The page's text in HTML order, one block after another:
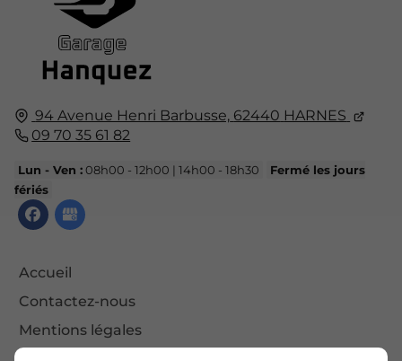
94 Avenue Henri Barbusse, 62440 HARNES
09 70 35 61 82
Lun - Ven :08h00 - 12h00 | 14h00 - 18h30
Fermé les jours
fériés
Accueil
Contactez-nous
Mentions légales